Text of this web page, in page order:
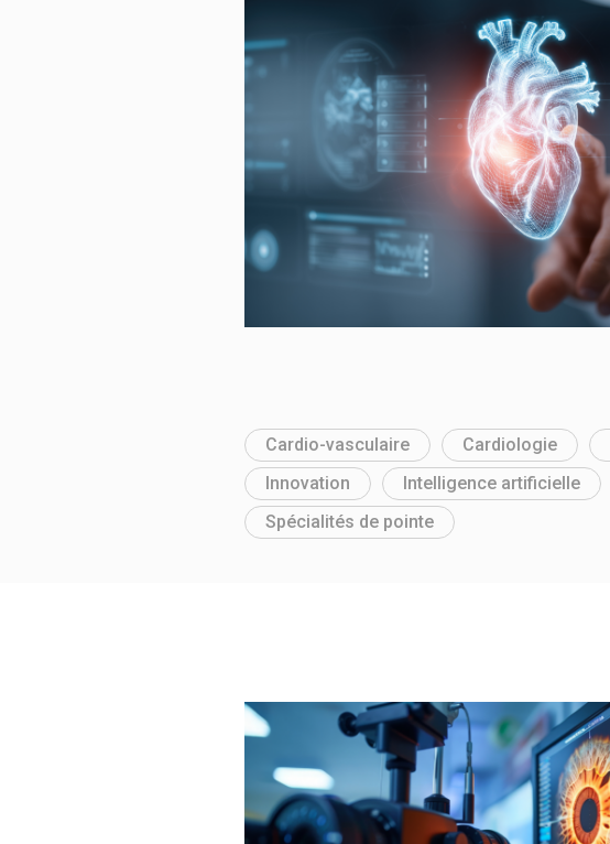
Cardio-vasculaire Cardiologie
Innovation
Intelligence artificielle
Spécialités de pointe